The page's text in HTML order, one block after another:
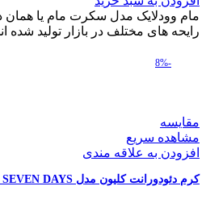
مام وودلایک مدل سکرت مام یا همان
رایحه های مختلف در بازار تولید شده
-8%
مقایسه
مشاهده سریع
افزودن به علاقه مندی
کرم دئودورانت کلیون مدل SEVEN DAYS حجم 25 میل